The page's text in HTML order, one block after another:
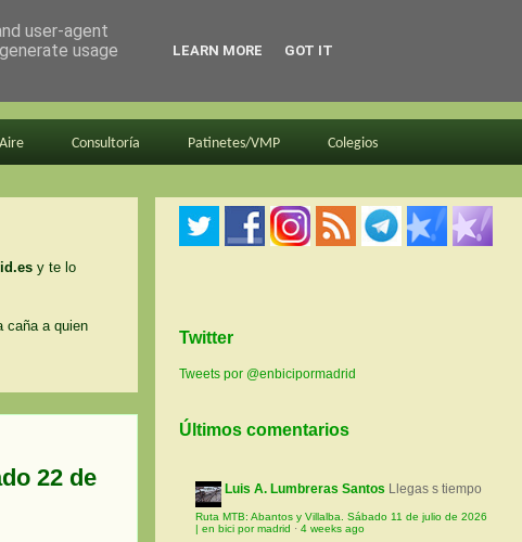
Consultoría Patinetes/VMP Colegios
y te lo
caña a quien
22 de
Twitter
Tweets por @enbicipormadrid
Últimos comentarios
Luis A. Lumbreras Santos Llegas s tiempo
Ruta MTB: Abantos y Villalba. Sábado 11 de julio de 2026
| en bici por madrid · 4 weeks ago
user-agent
usage
LEARN MORE GOT IT